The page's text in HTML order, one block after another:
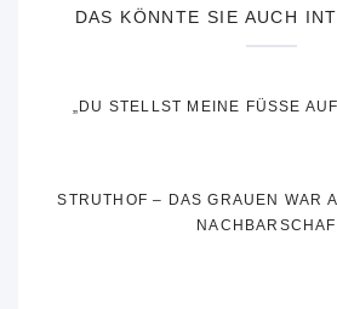
DAS KÖNNTE SIE AUCH
„DU STELLST MEINE FÜSSE AUF
STRUTHOF – DAS GRAUEN WAR